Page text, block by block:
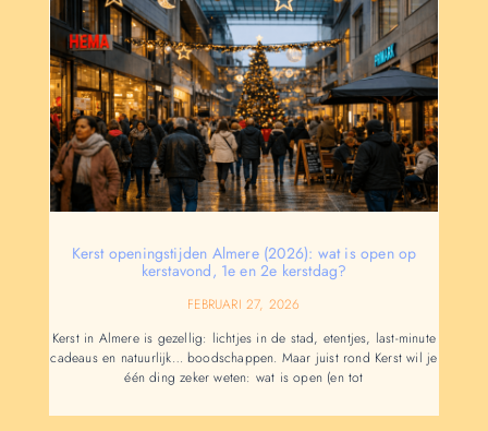
Kerst openingstijden Almere (2026): wat is open op
kerstavond, 1e en 2e kerstdag?
FEBRUARI 27, 2026
Kerst in Almere is gezellig: lichtjes in de stad, etentjes, last-minute
cadeaus en natuurlijk… boodschappen. Maar juist rond Kerst wil je
één ding zeker weten: wat is open (en tot